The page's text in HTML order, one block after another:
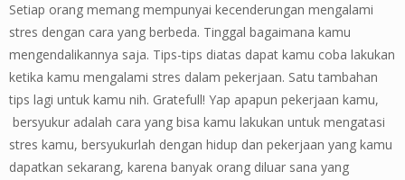
Setiap orang memang mempunyai kecenderungan mengalami
stres dengan cara yang berbeda. Tinggal bagaimana kamu
mengendalikannya saja. Tips-tips diatas dapat kamu coba lakukan
ketika kamu mengalami stres dalam pekerjaan. Satu tambahan
tips lagi untuk kamu nih. Gratefull! Yap apapun pekerjaan kamu,
bersyukur adalah cara yang bisa kamu lakukan untuk mengatasi
stres kamu, bersyukurlah dengan hidup dan pekerjaan yang kamu
dapatkan sekarang, karena banyak orang diluar sana yang